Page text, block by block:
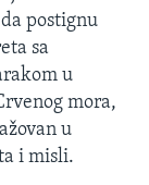
postignu
sa
u
mora,
u
i misli.